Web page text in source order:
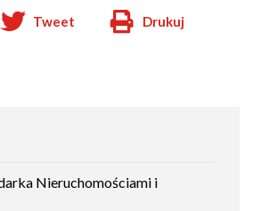
Nieruchomościami i
Tweet
Will
Drukuj